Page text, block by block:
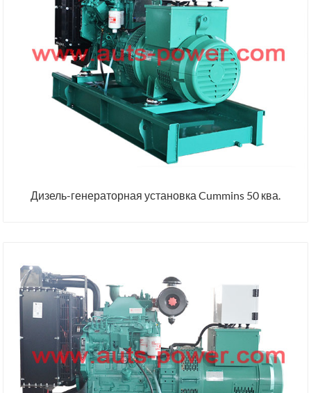
Дизель-генераторная установка Cummins 50 ква.